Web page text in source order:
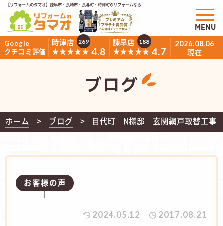
【リフォームのタマオ】諫早市・長崎市・長与町・時津町のリフォームなら
Google
クチコミ評価
時津店
★★★★★ 4.8
269
諫早店
★★★★★ 4.7
188 2026.08.06
現在
MENU
ブログ
ホーム ブログ 目代町 N様邸 玄関網戸取替工事
お客様の声
2024.05.12 2017.08.21